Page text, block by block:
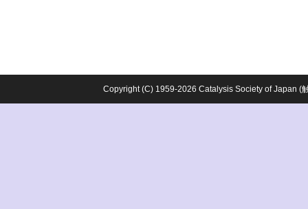
Copyright (C) 1959-2026 Catalysis Society of Japan (